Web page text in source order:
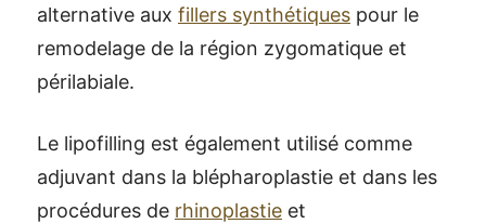
alternative aux fillers synthétiques pour le
remodelage de la région zygomatique et
périlabiale.
Le lipofilling est également utilisé comme
adjuvant dans la blépharoplastie et dans les
procédures de rhinoplastie et